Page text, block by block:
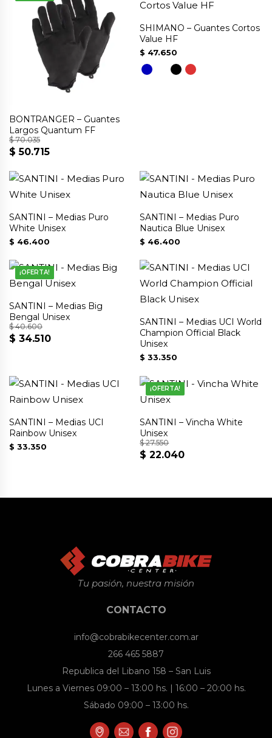
era:
$ 79.750.
es:
$ 63.800.
BONTRANGER – Guantes
Largos Quantum FF
$70.035
El
original
era:
$ 70.035.
$ 50.715
actual
es:
$ 50.715.
SHIMANO – Guantes Cortos
Value HF
$ 47.650
producto
tiene
múltiples
variantes.
Las
opciones
se
pueden
en
la
página
producto
SANTINI – Medias Puro
White Unisex
$ 46.400
SANTINI – Medias Puro
Nautica Blue Unisex
$ 46.400
¡OFERTA!
SANTINI – Medias Big
Bengal Unisex
$40.600
El
era:
$ 40.600.
$ 34.510
es:
$ 34.510.
SANTINI – Medias UCI World
Champion Official Black
Unisex
$ 33.350
SANTINI – Medias UCI
Rainbow Unisex
$ 33.350
¡OFERTA!
SANTINI – Vincha White
Unisex
$27.550
El
$ 22.040
Tu pasión, nuestra misión
CONTACTO
info@cobrabikecenter.com.ar
266 465 5887
Republica del Libano 158 – San Luis
Lunes a Viernes 09:00 – 13:00 hs. | 16:00 – 20:00 hs.
Sábado 09:00 – 13:00 hs.